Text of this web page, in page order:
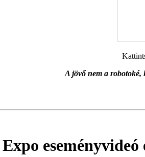
A jövő nem a robotoké,
eseményvideó